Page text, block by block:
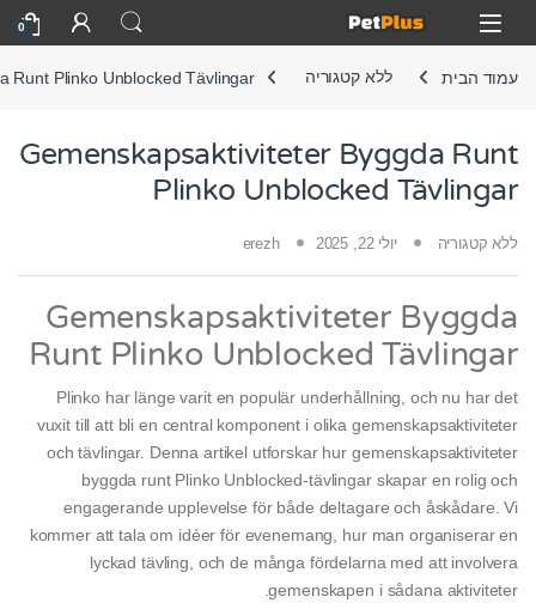
Skip to navigation
Skip to content
Open
0
עמוד הבית ללא קטגוריה Runt Plinko Unblocked Tävlingar
Gemenskapsaktiviteter Byggda Runt
Plinko Unblocked Tävlingar
ללא קטגוריה יולי 22, 2025 erezh
Gemenskapsaktiviteter Byggda
Runt Plinko Unblocked Tävlingar
Plinko har länge varit en populär underhållning, och nu har det
vuxit till att bli en central komponent i olika gemenskapsaktiviteter
och tävlingar. Denna artikel utforskar hur gemenskapsaktiviteter
byggda runt Plinko Unblocked-tävlingar skapar en rolig och
engagerande upplevelse för både deltagare och åskådare. Vi
kommer att tala om idéer för evenemang, hur man organiserar en
lyckad tävling, och de många fördelarna med att involvera
gemenskapen i sådana aktiviteter.